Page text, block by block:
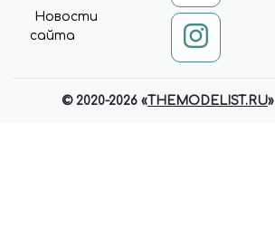
Новости
сайта
© 2020-2026 «THEMODELIST.RU»